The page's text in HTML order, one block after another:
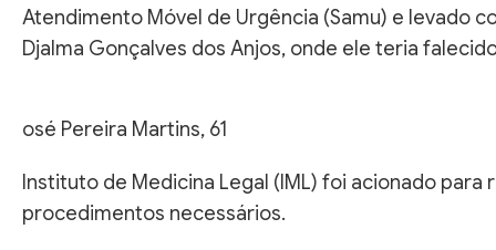
Atendimento Móvel de Urgência (Samu) e levado
Djalma Gonçalves dos Anjos, onde ele teria
osé Pereira Martins, 61
Instituto de Medicina Legal (IML) foi acionado
procedimentos necessários.